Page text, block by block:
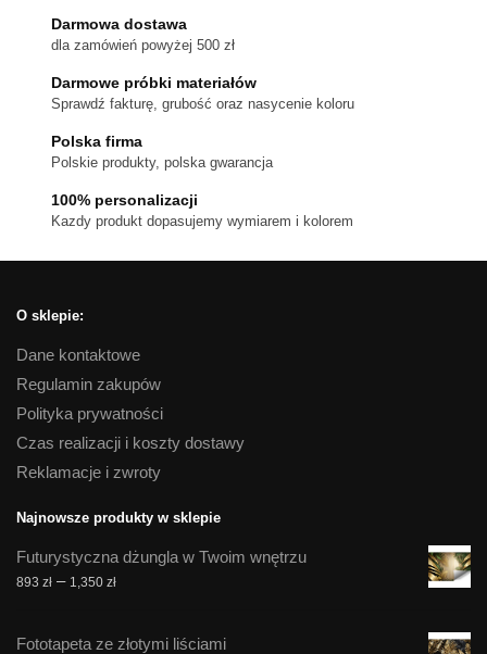
można
wybrać
na
produktu
Darmowa dostawa
dla zamówień powyżej 500 zł
Darmowe próbki materiałów
Sprawdź fakturę, grubość oraz nasycenie koloru
Polska firma
Polskie produkty, polska gwarancja
100% personalizacji
Kazdy produkt dopasujemy wymiarem i kolorem
O sklepie:
Dane kontaktowe
Regulamin zakupów
Polityka prywatności
Czas realizacji i koszty dostawy
Reklamacje i zwroty
Najnowsze produkty w sklepie
Futurystyczna dżungla w Twoim wnętrzu
893 zł – 1,350 złZakres
Fototapeta ze złotymi liściami